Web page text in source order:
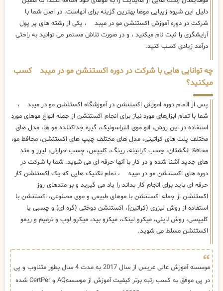
دلیل این شیوه زیبایی موها بهترین گزینه برای آنهاست. در اصل شما با
شرکت در دوره آموزش اکستنشن مو در میبد ، یکی از رشته های پر پول
آرایشگری را ثبت نام میکنید ، و در صورت تلاش مستمر می توانید به راحتی
درآمد زیادی کسب کنید.
چه توانایی هایی با شرکت در دوره اکستنشن مو در میبد کسب
میکنید؟
پس از اتمام دوره اموزش اکستنشن در آموزشگاه اکستنشن مو در میبد ،
شما با تمام ابزارهای مورد نیاز برای انجام اکستنشن از جمله انواع موهای مورد
استفاده در این روش، اتو موی التراسونیک، گیره جداکننده مو ها، مدل های
مختلف پلت های کراتینی، مدل های مختلف چیپ های اکستنشن، محافظ مو،
محافظ انگشتان، چسب کراتینه، رینگ، کلیپس، چسب حرارتی، لیرز و متد
های جدید آشنا شده و در کار با آنها حرفه ای می شوید. شما با شرکت در
دوره های اکستنشن مو در میبد ، تمام تکنیک هایی که یک اکستنشن کار
حرفه ای باید برای انجام کار بداند را یاد می گیرید و بر متدهای روز
اکستنشن از جمله اکستنشن با موهای طبیعی و موی مصنوعی، اکستنشن با
استفاده از روش لیزری (کراتین)، اکستنشن دوختی (گره ای) و چسبی یا
کلیپسی، روش لاینی، میکرو لینک، میکرو بید، میکرو لوپ و ترمیم و ریمو
اکستنشن مسلط می شوید.
موسسه آموزش عالی عریس از سال 2017 به مدت 4 سال بطور متناوب و پی
در پی موفق به کسب رتبه برتر کیفیت آموزش از موسسهAQ و CertPer شده